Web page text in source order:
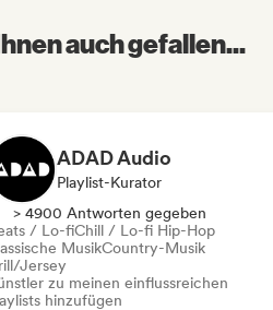
auch gefallen...
ADAD Audio
Playlist-Kurator
> 4900 Antworten gegeben
/ Lo-fiChill / Lo-fi Hip-Hop
MusikCountry-Musik
Jersey
zu meinen einflussreichen
hinzufügen